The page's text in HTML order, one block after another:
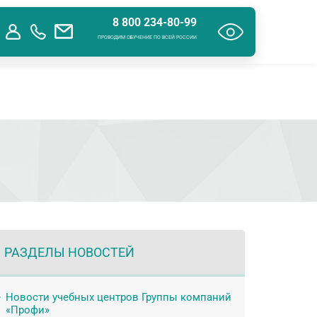
об образовательной организации Контакты
8 800 234-80-99
ПРОВОДИМ ОБУЧЕНИЕ ПО ВСЕЙ РОССИИ
РАЗДЕЛЫ НОВОСТЕЙ
Новости учебных центров Группы компаний
«Профи»